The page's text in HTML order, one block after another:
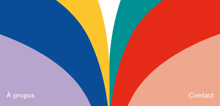
À propos
Contact